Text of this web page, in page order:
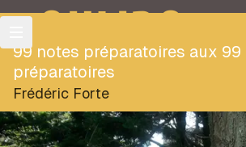
OULIPO
99 notes préparatoires aux 99
préparatoires
Frédéric Forte